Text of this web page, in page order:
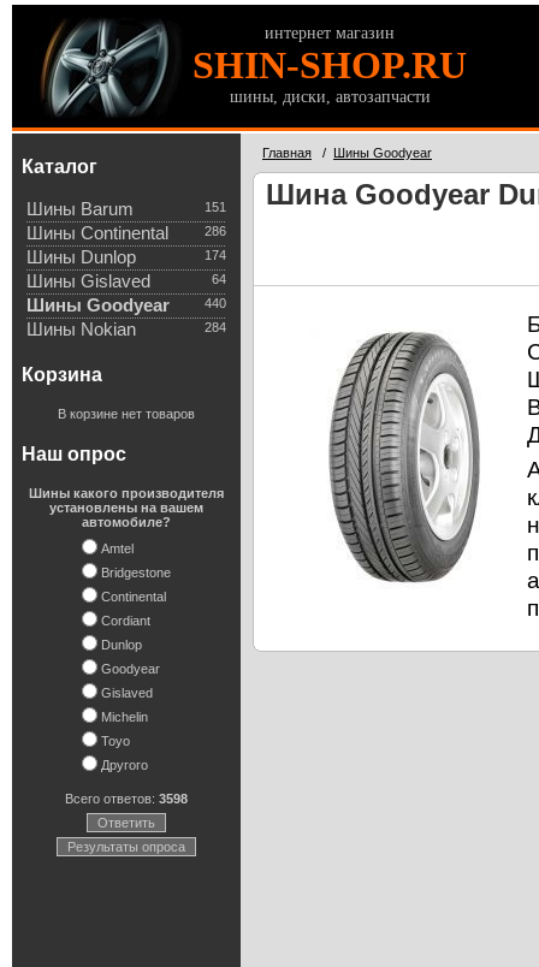
интернет магазин
SHIN-SHOP.RU
шины, диски, автозапчасти
Каталог
151
Шины Barum
286
Шины Continental
174
Шины Dunlop
64
Шины Gislaved
440
Шины Goodyear
284
Шины Nokian
Корзина
В корзине нет товаров
Наш опрос
Шины какого производителя
установлены на вашем
автомобиле?
Amtel
Bridgestone
Continental
Cordiant
Dunlop
Goodyear
Gislaved
Michelin
Toyo
Другого
Всего ответов: 3598
Ответить
Результаты опроса
Главная / Шины Goodyear
Шина Goodyear